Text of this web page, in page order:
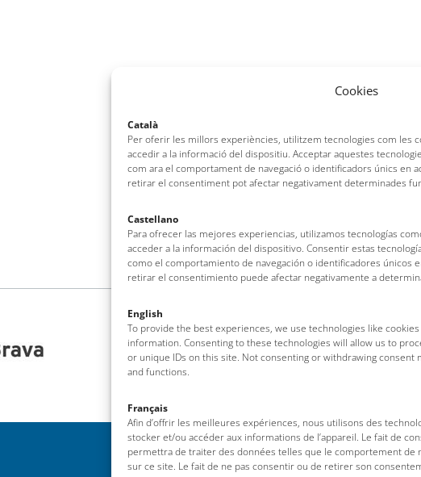
Cookies
Català
Per oferir les millors experiències, utilitzem tecnologies com les
accedir a la informació del dispositiu. Acceptar aquestes
com ara el comportament de navegació o identificadors únics en
retirar el consentiment pot afectar negativament determinades
Castellano
Para ofrecer las mejores experiencias, utilizamos tecnologías
acceder a la información del dispositivo. Consentir estas
como el comportamiento de navegación o identificadores únicos
retirar el consentimiento puede afectar negativamente a
English
To provide the best experiences, we use technologies like
information. Consenting to these technologies will allow us to
or unique IDs on this site. Not consenting or withdrawing consent
and functions.
Français
Afin d’offrir les meilleures expériences, nous utilisons des
stocker et/ou accéder aux informations de l’appareil. Le fait de
permettra de traiter des données telles que le comportement de
sur ce site. Le fait de ne pas consentir ou de retirer son